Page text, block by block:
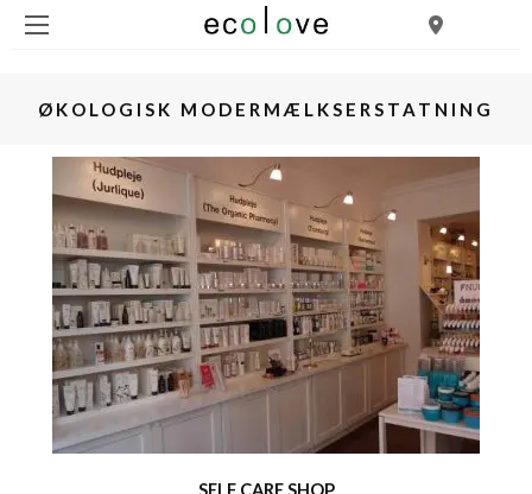
ØKOLOGISK MODERMÆLKSERSTATNING
SELF CARE SHOP